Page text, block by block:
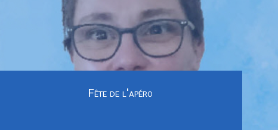
Fête de l'apéro